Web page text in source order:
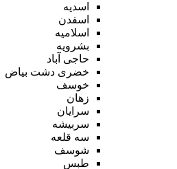
اسدیه
اسفدن
اسلامیه
بشرویه
حاجی آباد
خضری دشت بیاض
خوسف
زهان
سرایان
سربیشه
سه قلعه
شوسف
طبس